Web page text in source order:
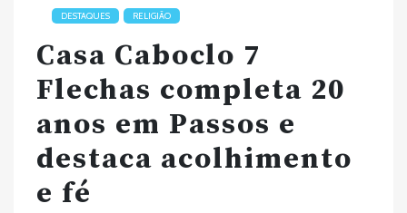
DESTAQUES RELIGIÃO
Casa Caboclo 7
Flechas completa 20
anos em Passos e
destaca acolhimento
e fé